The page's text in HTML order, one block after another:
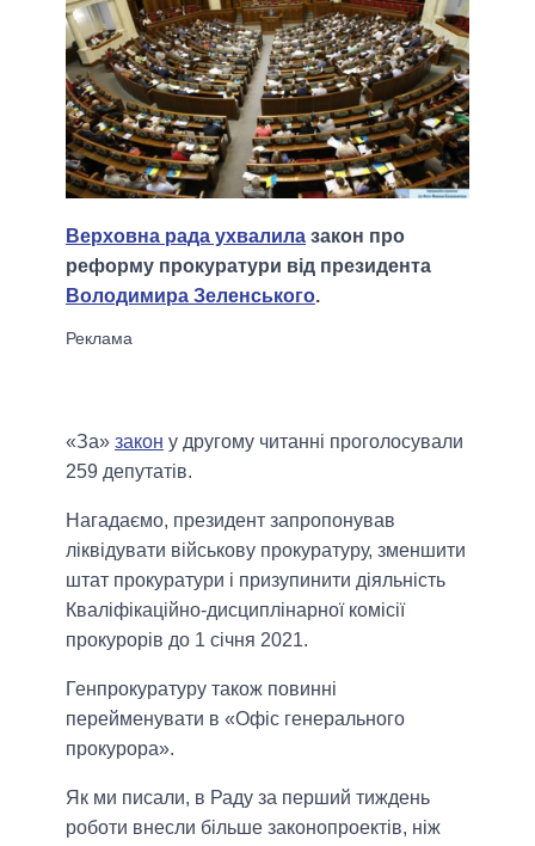
Верховна рада ухвалила закон про
реформу прокуратури від президента
Володимира Зеленського.
«За» закон у другому читанні проголосували
259 депутатів.
Нагадаємо, президент запропонував
ліквідувати військову прокуратуру, зменшити
штат прокуратури і призупинити діяльність
Кваліфікаційно-дисциплінарної комісії
прокурорів до 1 січня 2021.
Генпрокуратуру також повинні
перейменувати в «Офіс генерального
прокурора».
Як ми писали, в Раду за перший тиждень
роботи внесли більше законопроектів, ніж